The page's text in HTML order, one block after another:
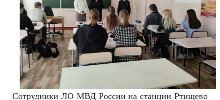
Сотрудники ЛО МВД России на станции Ртищево